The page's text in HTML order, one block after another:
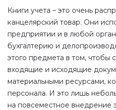
Книги учета – это очень
канцелярский товар. Они
предприятии и в любой
бухгалтерию и
этого предмета в том, чтобы
входящие и исходящие
материальными ресурсами,
персонала. И это лишь
на повсеместное внедрение